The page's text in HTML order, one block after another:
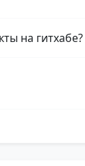
на гитхабе?